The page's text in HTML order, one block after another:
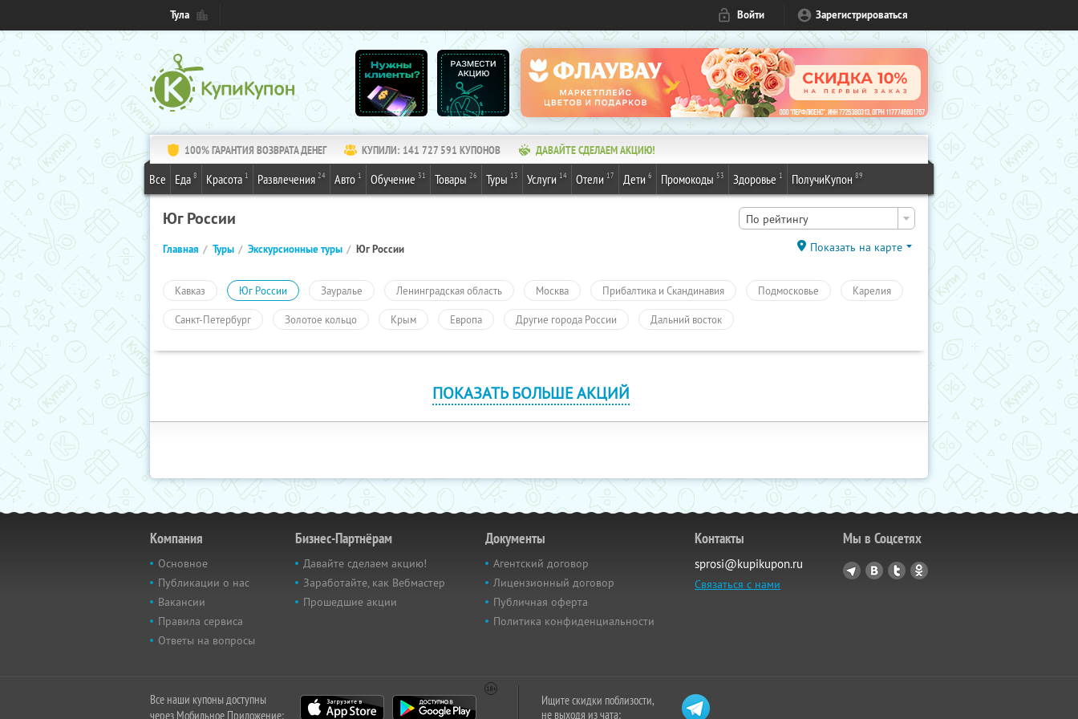
Тула Войти Зарегистрироваться
100% ГАРАНТИЯ ВОЗВРАТА ДЕНЕГ КУПИЛИ: 141 727 591 КУПОНОВ ДАВАЙТЕ СДЕЛАЕМ АКЦИЮ!
Все Еда 8 Красота 1 Развлечения 24 Авто 1 Обучение 31 Товары 26 Туры 13 Услуги 14 Отели 17 Дети 6 Промокоды 53 Здоровье 1 ПолучиКупон 89
Юг России По рейтингу
Главная Туры Экскурсионные туры Юг России Показать на карте
Кавказ Юг России Зауралье Ленинградская область Москва Прибалтика и Скандинавия Подмосковье Карелия
Санкт-Петербург Золотое кольцо Крым Европа Другие города России Дальний восток
ПОКАЗАТЬ БОЛЬШЕ АКЦИЙ
Компания
Основное
Публикации о нас
Вакансии
Правила сервиса
Ответы на вопросы
Бизнес-Партнёрам
Давайте сделаем акцию!
Заработайте, как Вебмастер
Прошедшие акции
Документы
Агентский договор
Лицензионный договор
Публичная оферта
Политика конфиденциальности
Контакты
sprosi@kupikupon.ru
Связаться с нами
Мы в Соцсетях
Все наши купоны доступны
через Мобильное Приложение:
Ищите скидки поблизости,
не выходя из чата: